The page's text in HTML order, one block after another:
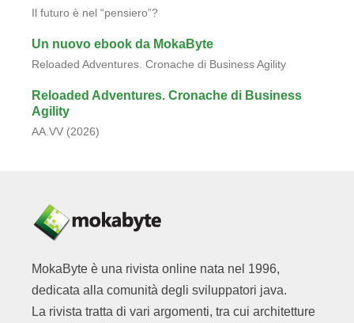
Il futuro è nel “pensiero”?
Un nuovo ebook da MokaByte
Reloaded Adventures. Cronache di Business Agility
Reloaded Adventures. Cronache di Business
Agility
AA.VV (2026)
MokaByte è una rivista online nata nel 1996,
dedicata alla comunità degli sviluppatori java.
La rivista tratta di vari argomenti, tra cui architetture